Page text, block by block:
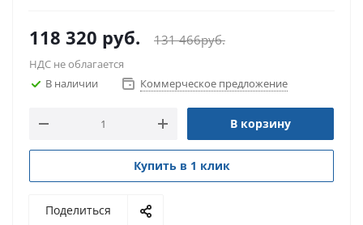
118 320 руб. 131 466руб.
НДС не облагается
В наличии
Коммерческое предложение
В корзину
Купить в 1 клик
Поделиться